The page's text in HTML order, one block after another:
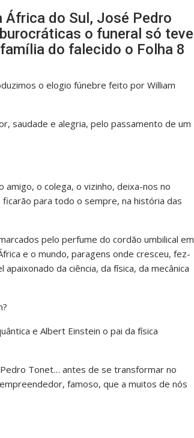
África do Sul, José Pedro
o funeral só teve
do falecido o Folha 8
o elogio fúnebre feito por William
saudade e alegria, pelo passamento de um
amigo, o colega, o vizinho, deixa-nos no
para todo o sempre, na história das
pelo perfume do cordão umbilical em
e o mundo, paragens onde cresceu, fez-
da ciência, da física, da mecânica
e Albert Einstein o pai da física
Tonet… antes de se transformar no
famoso, que a muitos de nós